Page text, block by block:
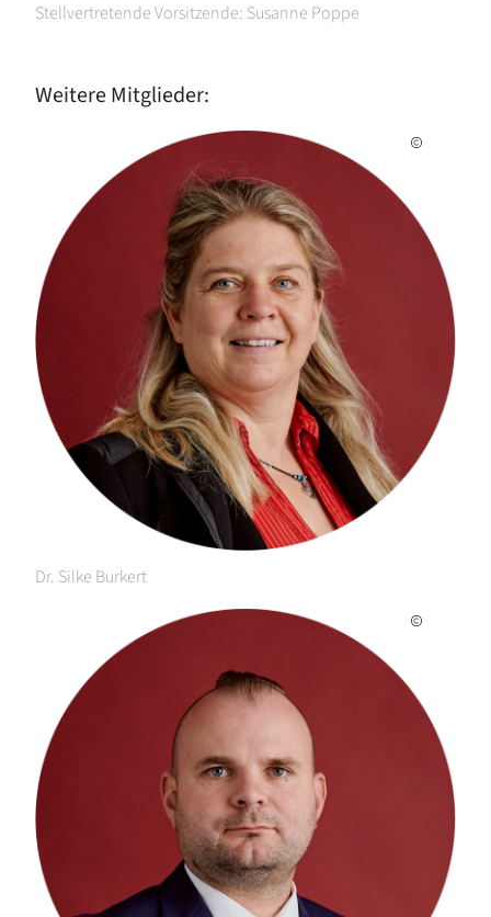
Stellvertretende Vorsitzende: Susanne Poppe
Weitere Mitglieder:
Dr. Silke Burkert